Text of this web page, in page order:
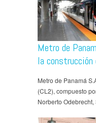
Metro de
la construcción
Metro de Panamá
(CL2), compuesto
Norberto